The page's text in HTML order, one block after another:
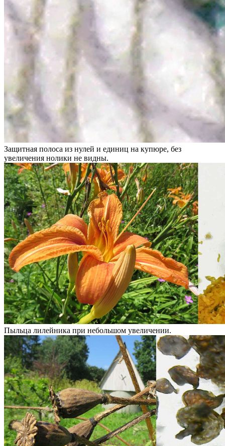
Защитная полоса из нулей и единиц на купюре, без
увеличения нолики не видны.
Пыльца лилейника при небольшом увеличении.